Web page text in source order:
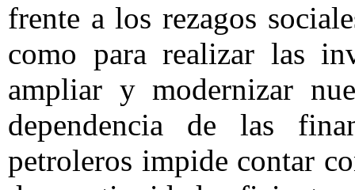
frente a los rezagos
como para realizar las
ampliar y modernizar
dependencia de las
petroleros impide contar